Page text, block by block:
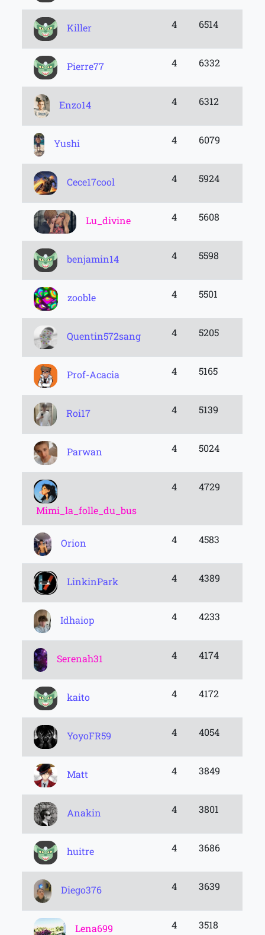
Killer 4 6514
Pierre77 4 6332
Enzo14 4 6312
Yushi 4 6079
Cece17cool 4 5924
Lu_divine 4 5608
benjamin14 4 5598
zooble 4 5501
Quentin572sang 4 5205
Prof-Acacia 4 5165
Roi17 4 5139
Parwan 4 5024
Mimi_la_folle_du_bus
4 4729
Orion 4 4583
LinkinPark 4 4389
Idhaiop 4 4233
Serenah31 4 4174
kaito 4 4172
YoyoFR59 4 4054
Matt 4 3849
Anakin 4 3801
huitre 4 3686
Diego376 4 3639
Lena699 4 3518